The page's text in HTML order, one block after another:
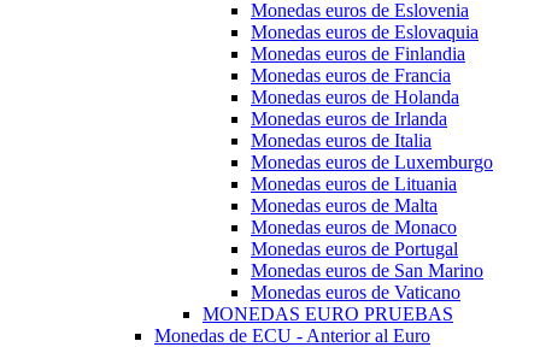
Monedas euros de Eslovenia
Monedas euros de Eslovaquia
Monedas euros de Finlandia
Monedas euros de Francia
Monedas euros de Holanda
Monedas euros de Irlanda
Monedas euros de Italia
Monedas euros de Luxemburgo
Monedas euros de Lituania
Monedas euros de Malta
Monedas euros de Monaco
Monedas euros de Portugal
Monedas euros de San Marino
Monedas euros de Vaticano
MONEDAS EURO PRUEBAS
Monedas de ECU - Anterior al Euro